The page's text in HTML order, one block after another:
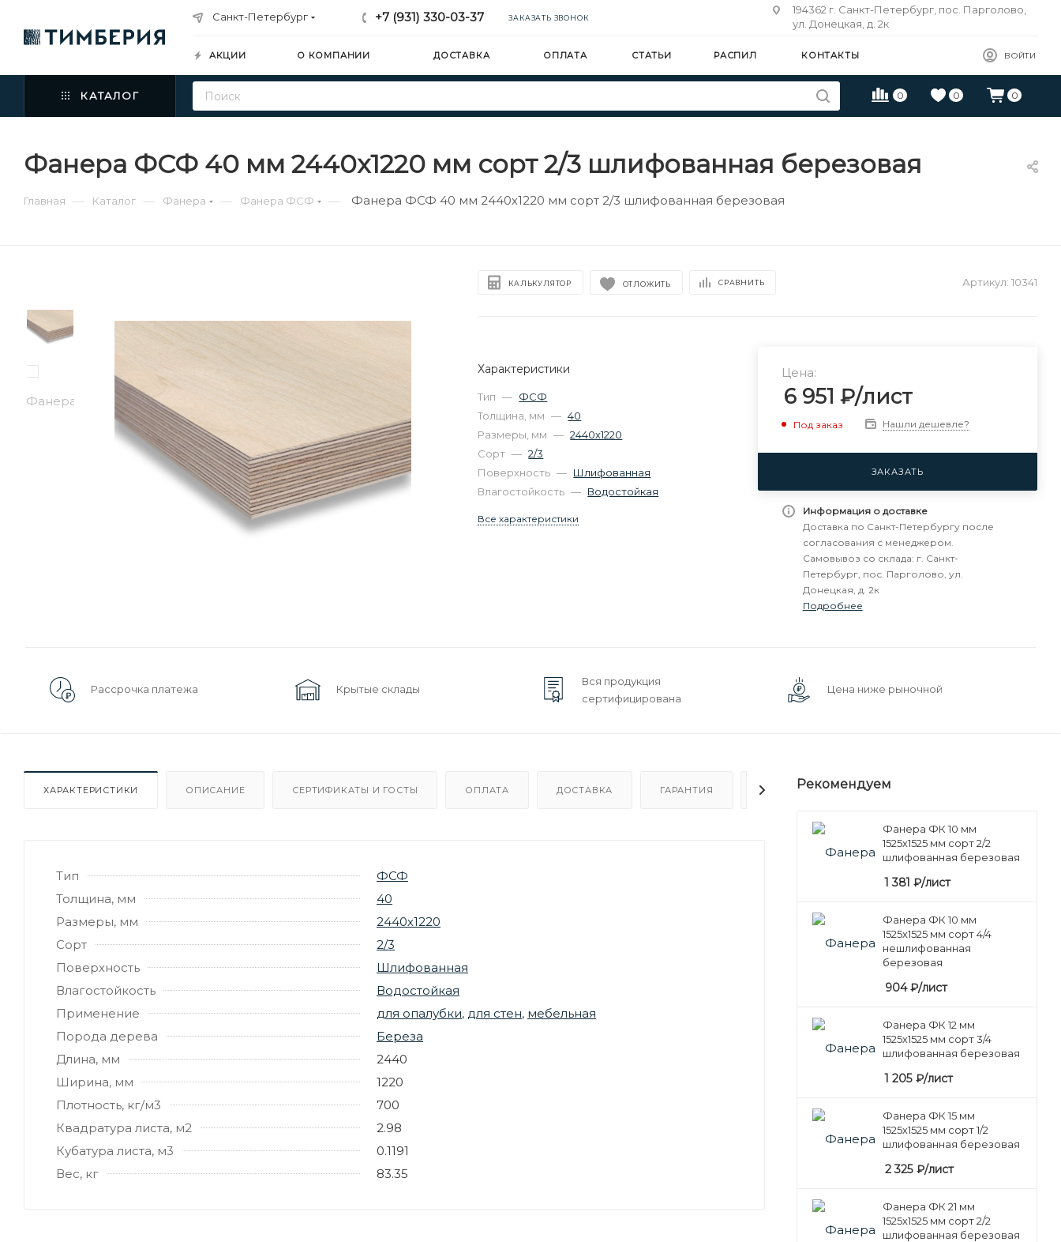
Санкт-Петербург +7 (931) 330-03-37 ЗАКАЗАТЬ ЗВОНОК
194362 г. Санкт-Петербург, пос. Парголово,
ул. Донецкая, д. 2к
ВОЙТИ
АКЦИИ О КОМПАНИИ ДОСТАВКА ОПЛАТА СТАТЬИ РАСПИЛ КОНТАКТЫ
0 0 0
КАТАЛОГ
Фанера ФСФ 40 мм 2440х1220 мм сорт 2/3 шлифованная березовая
Главная — Каталог — Фанера — Фанера ФСФ — Фанера ФСФ 40 мм 2440х1220 мм сорт 2/3 шлифованная березовая
КАЛЬКУЛЯТОР ОТЛОЖИТЬ СРАВНИТЬ Артикул: 10341
Характеристики
Тип — ФСФ
Толщина, мм — 40
Размеры, мм — 2440х1220
Сорт — 2/3
Поверхность — Шлифованная
Влагостойкость — Водостойкая
Все характеристики
Цена:
6 951 ₽/лист
Под заказ Нашли дешевле?
ЗАКАЗАТЬ
Информация о доставке
Доставка по Санкт-Петербургу после
согласования с менеджером.
Самовывоз со склада: г. Санкт-
Петербург, пос. Парголово, ул.
Донецкая, д. 2к
Подробнее
Рассрочка платежа Крытые склады
Вся продукция
сертифицирована
Цена ниже рыночной
ХАРАКТЕРИСТИКИ ОПИСАНИЕ СЕРТИФИКАТЫ И ГОСТЫ ОПЛАТА ДОСТАВКА ГАРАНТИЯ ОТЗЫВЫ
Тип
ФСФ
Толщина, мм
40
Размеры, мм
2440х1220
Сорт
2/3
Поверхность
Шлифованная
Влагостойкость
Водостойкая
Применение
для опалубки, для стен, мебельная
Порода дерева
Береза
Длина, мм
2440
Ширина, мм
1220
Плотность, кг/м3
700
Квадратура листа, м2
2.98
Кубатура листа, м3
0.1191
Вес, кг
83.35
Рекомендуем
Фанера ФК 10 мм
1525х1525 мм сорт 2/2
шлифованная березовая
1 381 ₽/лист
Фанера ФК 10 мм
1525х1525 мм сорт 4/4
нешлифованная
березовая
904₽/лист
Фанера ФК 12 мм
1525х1525 мм сорт 3/4
шлифованная березовая
1 205 ₽/лист
Фанера ФК 15 мм
1525х1525 мм сорт 1/2
шлифованная березовая
2 325 ₽/лист
Фанера ФК 21 мм
1525х1525 мм сорт 2/2
шлифованная березовая